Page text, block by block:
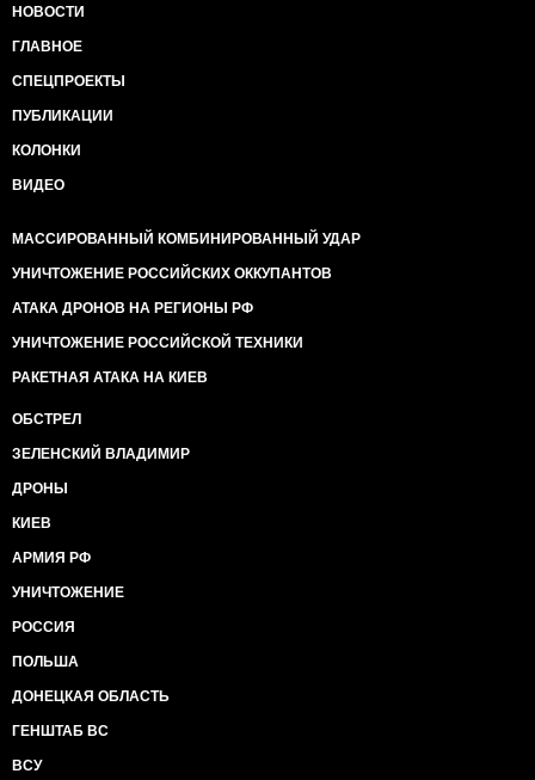
НОВОСТИ
ГЛАВНОЕ
СПЕЦПРОЕКТЫ
ПУБЛИКАЦИИ
КОЛОНКИ
ВИДЕО
МАССИРОВАННЫЙ КОМБИНИРОВАННЫЙ УДАР
УНИЧТОЖЕНИЕ РОССИЙСКИХ ОККУПАНТОВ
АТАКА ДРОНОВ НА РЕГИОНЫ РФ
УНИЧТОЖЕНИЕ РОССИЙСКОЙ ТЕХНИКИ
РАКЕТНАЯ АТАКА НА КИЕВ
ОБСТРЕЛ
ЗЕЛЕНСКИЙ ВЛАДИМИР
ДРОНЫ
КИЕВ
АРМИЯ РФ
УНИЧТОЖЕНИЕ
РОССИЯ
ПОЛЬША
ДОНЕЦКАЯ ОБЛАСТЬ
ГЕНШТАБ ВС
ВСУ